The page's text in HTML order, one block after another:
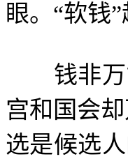
眼。 “软钱”
钱非万能
宫和国会
选是候选